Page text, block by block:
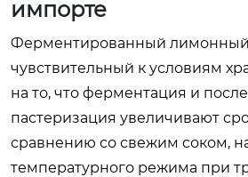
импорте
Ферментированный лимонный
чувствительный к условиям
на то, что ферментация и
пастеризация увеличивают
сравнению со свежим соком,
температурного режима при